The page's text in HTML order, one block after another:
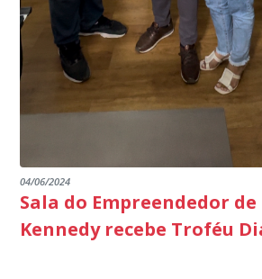
04/06/2024
Sala do Empreendedor
Kennedy recebe Troféu